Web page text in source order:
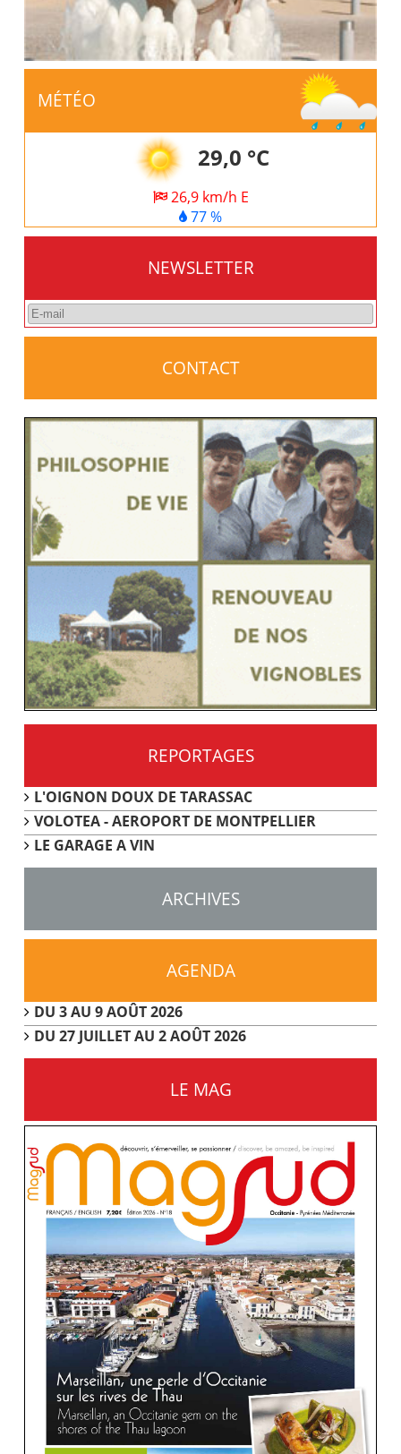
MÉTÉO
29,0 °C
26,9 km/h E
77 %
NEWSLETTER
CONTACT
REPORTAGES
L'OIGNON DOUX DE TARASSAC
VOLOTEA - AEROPORT DE MONTPELLIER
LE GARAGE A VIN
ARCHIVES
AGENDA
DU 3 AU 9 AOÛT 2026
DU 27 JUILLET AU 2 AOÛT 2026
LE MAG